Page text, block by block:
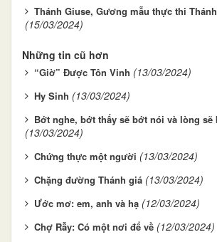
Thánh Giuse, Gương mẫu thực thi
(15/03/2024)
Những tin cũ hơn
“Giờ” Được Tôn Vinh (13/03/2024)
Hy Sinh (13/03/2024)
Bớt nghe, bớt thấy sẽ bớt nói và lòng sẽ
(13/03/2024)
Chứng thực một người (13/03/2024)
Chặng đường Thánh giá (13/03/2024)
Ước mơ: em, anh và hạ (12/03/2024)
Chợ Rẫy: Có một nơi để về (12/03/2024)